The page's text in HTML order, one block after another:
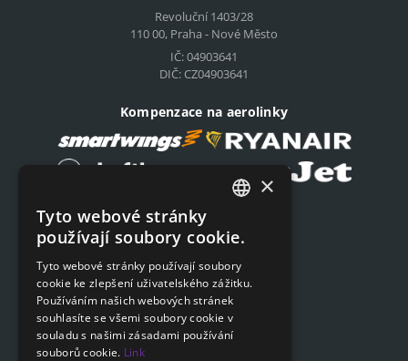
Revoluční 1403/28
110 00, Praha - Nové Město
IČ: 04903641
DIČ: CZ04903641
Kompenzace na aerolinky
Podat on-line žádost
Podat on-line žádost
Navigace
Ceník
Otázky a odpovědi
SLOVAK
×
Tyto webové stránky
používají soubory cookie.
Tyto webové stránky používají soubory
cookie ke zlepšení uživatelského zážitku.
Používáním našich webových stránek
souhlasíte se všemi soubory cookie v
souladu s našimi zásadami používání
souborů cookie. Link